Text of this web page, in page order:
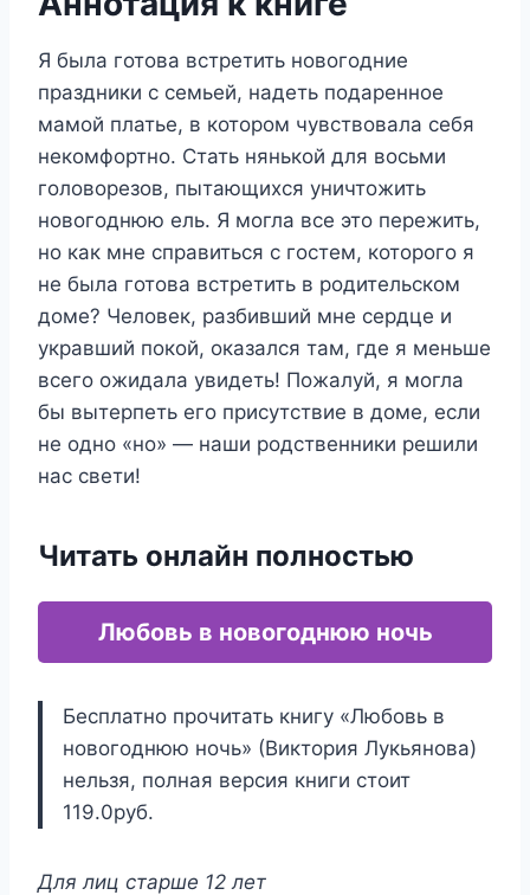
Я была готова встретить новогодние
праздники с семьей, надеть подаренное
мамой платье, в котором чувствовала себя
некомфортно. Стать нянькой для восьми
головорезов, пытающихся уничтожить
новогоднюю ель. Я могла все это пережить,
но как мне справиться с гостем, которого я
не была готова встретить в родительском
доме? Человек, разбивший мне сердце и
укравший покой, оказался там, где я меньше
всего ожидала увидеть! Пожалуй, я могла
бы вытерпеть его присутствие в доме, если
не одно «но» — наши родственники решили
нас свети!
Читать онлайн полностью
Любовь в новогоднюю ночь
Бесплатно прочитать книгу «Любовь в
новогоднюю ночь» (Виктория Лукьянова)
нельзя, полная версия книги стоит
119.0руб.
Для лиц старше 12 лет